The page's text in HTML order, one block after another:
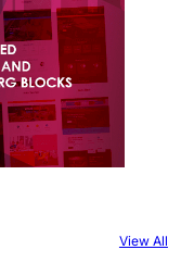
View All